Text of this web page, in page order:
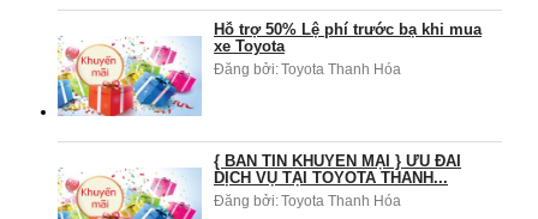
Hỗ trợ 50% Lệ phí trước bạ khi mua
xe Toyota
Đăng bởi:Toyota Thanh Hóa
{ BẢN TIN KHUYẾN MẠI } ƯU ĐÃI
DỊCH VỤ TẠI TOYOTA THANH...
Đăng bởi:Toyota Thanh Hóa